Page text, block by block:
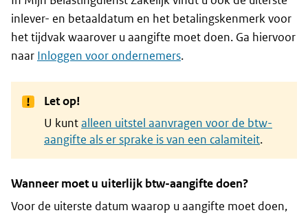
inlever- en betaaldatum en het betalingskenmerk voor
het tijdvak waarover u aangifte moet doen. Ga hiervoor
naar Inloggen voor ondernemers.
Let op!
U kuntalleen uitstel aanvragen voor de btw-
aangifte als er sprake is van een calamiteit.
Wanneer moet u uiterlijk btw-aangifte doen?
Voor de uiterste datum waarop u aangifte moet doen,